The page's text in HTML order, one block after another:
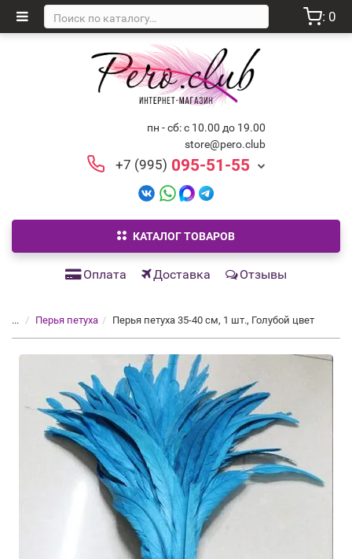
: 0
пн - сб: с 10.00 до 19.00
store@pero.club
+7 (995) 095-51-55
КАТАЛОГ ТОВАРОВ
Оплата Доставка Отзывы
... Перья петуха Перья петуха 35-40 см, 1 шт., Голубой цвет